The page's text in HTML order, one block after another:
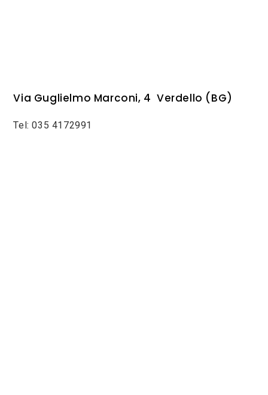
Via Guglielmo Marconi, 4 Verdello (BG)
Tel: 035 4172991